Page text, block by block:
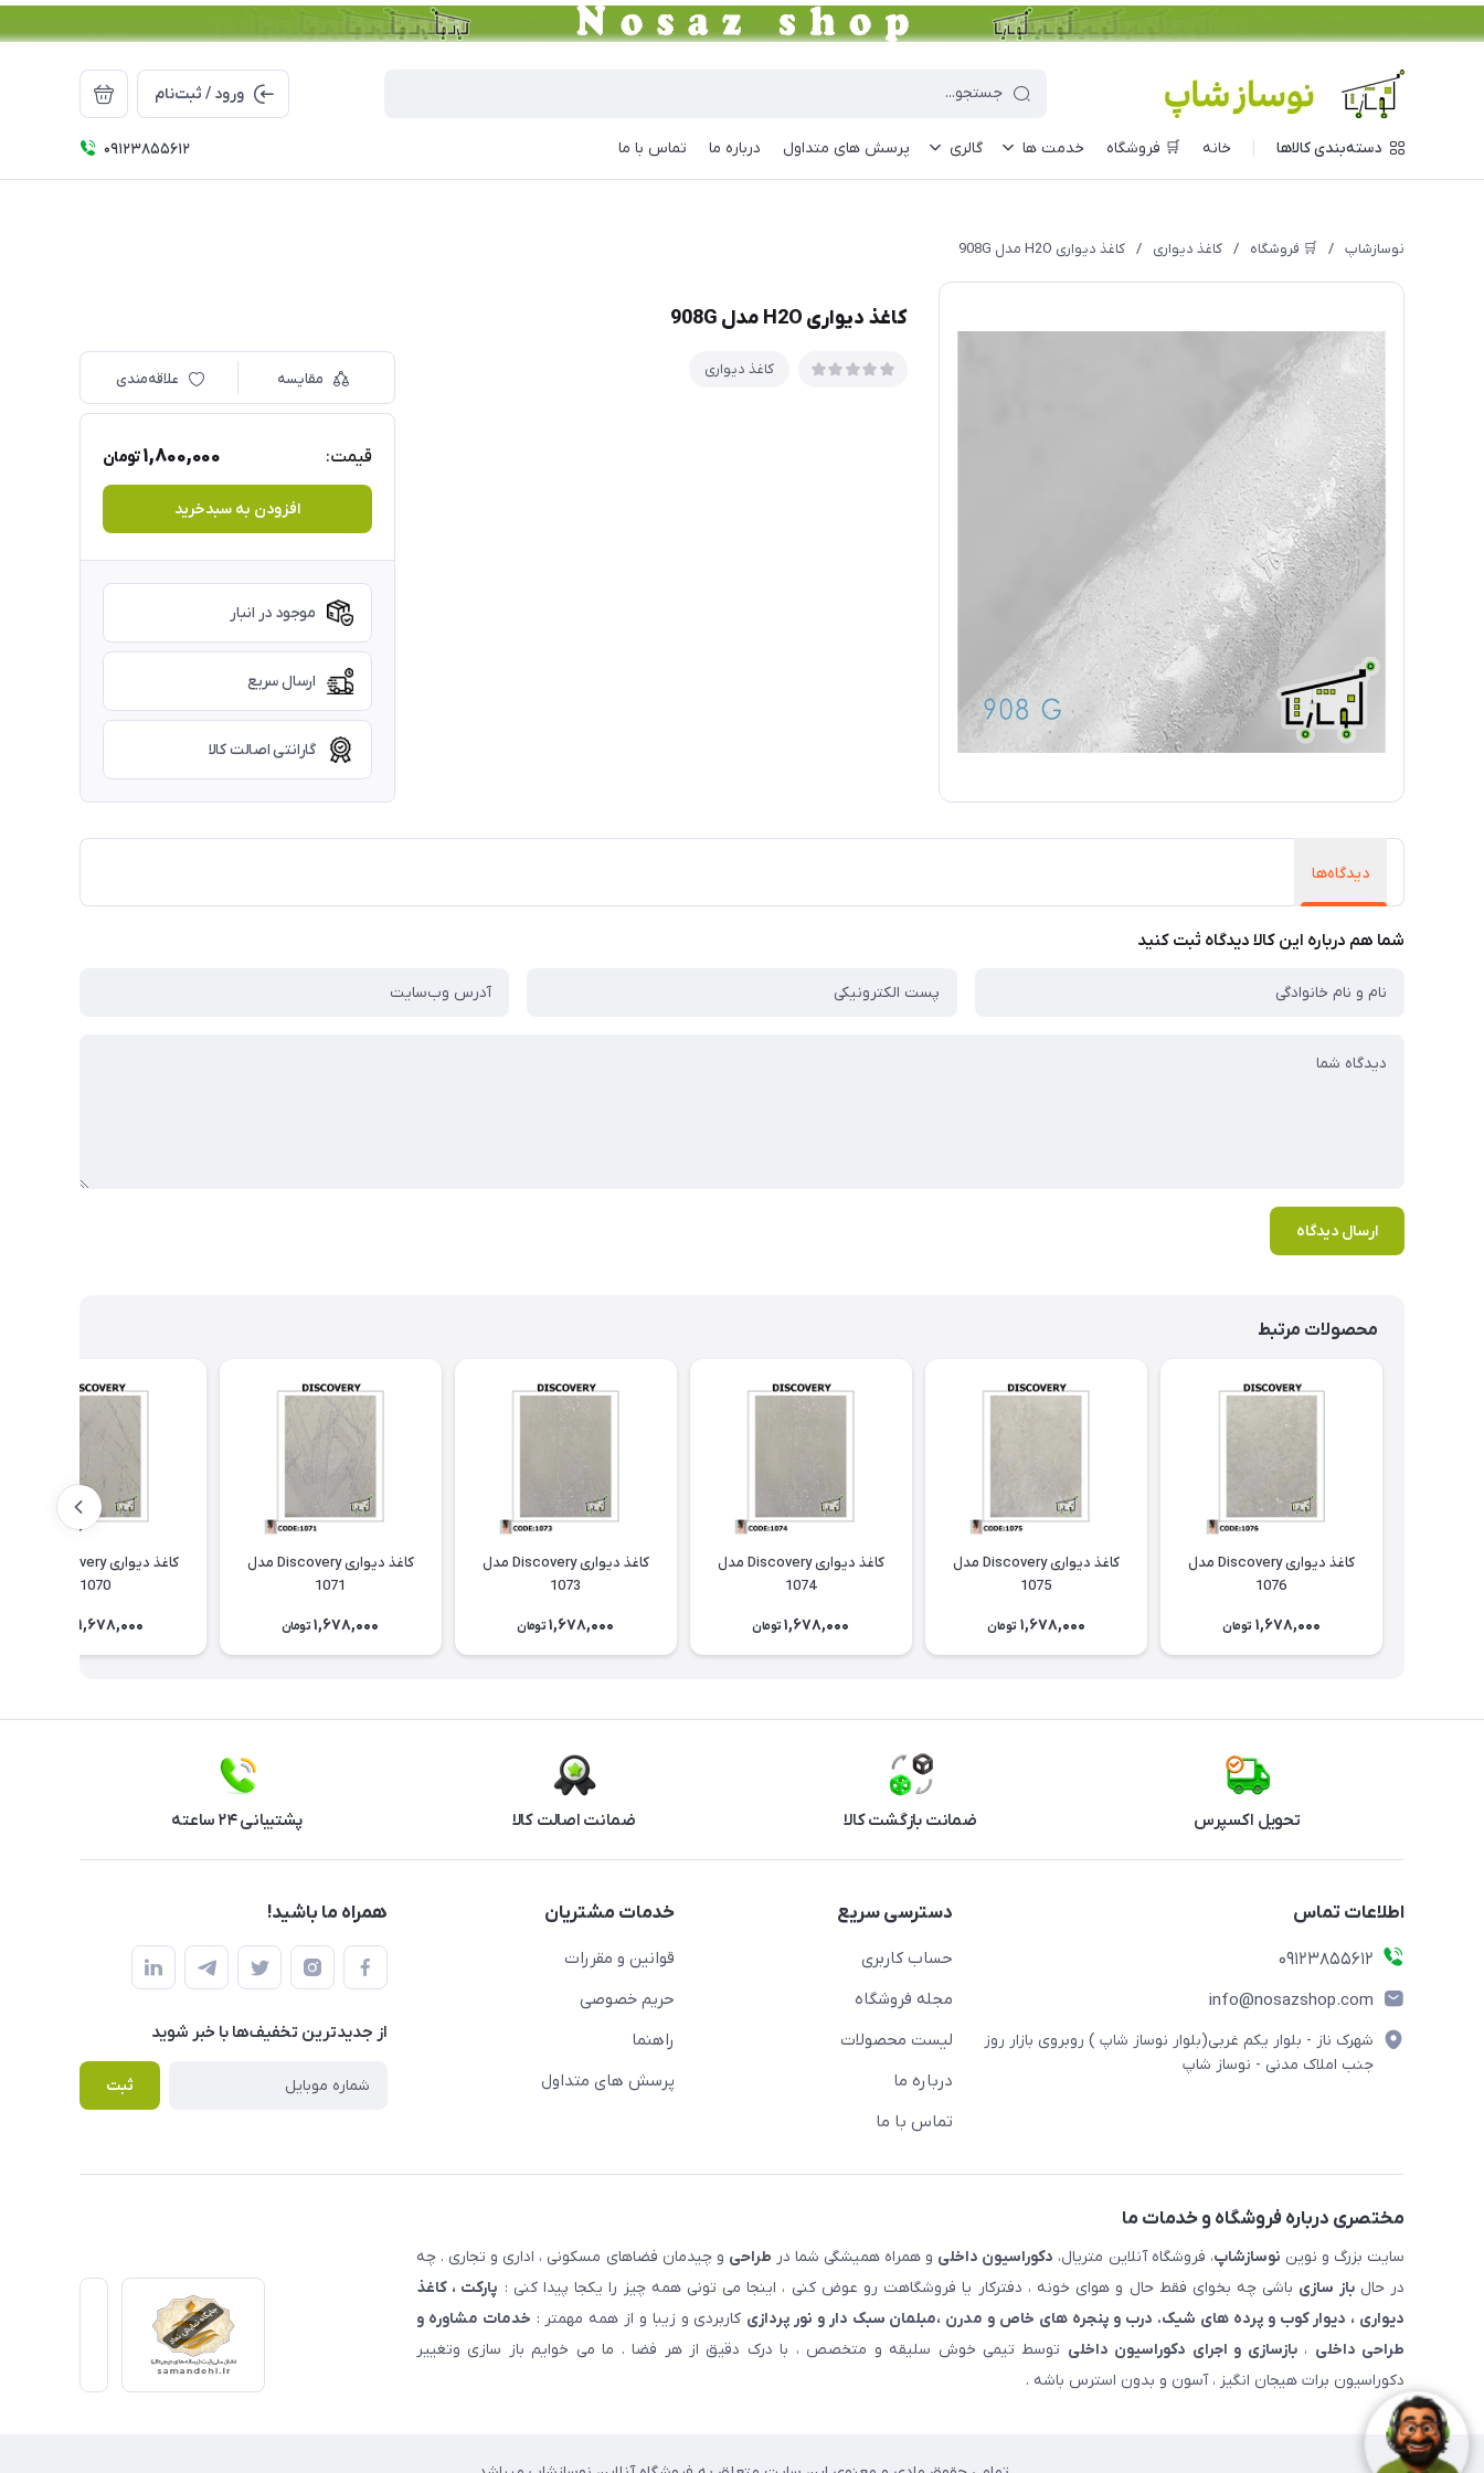
ورود / ثبت‌نام
دسته‌بندی کالاها خانه 🛒 فروشگاه خدمت ها گالری پرسش های متداول درباره ما تماس با ما 09123855612
نوسازشاپ / 🛒 فروشگاه / کاغذ دیواری / کاغذ دیواری H2O مدل 908G
کاغذ دیواری H2O مدل 908G
کاغذ دیواری
مقایسه علاقه‌مندی
قیمت: 1,800,000تومان
افزودن به سبدخرید
موجود در انبار
ارسال سریع
گارانتی اصالت کالا
دیدگاه‌ها
شما هم درباره این کالا دیدگاه ثبت کنید
ارسال دیدگاه
محصولات مرتبط
کاغذ دیواری Discovery مدل
1076
1,678,000 تومان
کاغذ دیواری Discovery مدل
1075
1,678,000 تومان
کاغذ دیواری Discovery مدل
1074
1,678,000 تومان
کاغذ دیواری Discovery مدل
1073
1,678,000 تومان
کاغذ دیواری Discovery مدل
1071
1,678,000 تومان
1070
1,678,000
تحویل اکسپرس ضمانت بازگشت کالا ضمانت اصالت کالا پشتیبانی ۲۴ ساعته
اطلاعات تماس
09123855612
info@nosazshop.com
شهرک ناز - بلوار یکم غربی(بلوار نوساز شاپ ) روبروی بازار روز
جنب املاک مدنی - نوساز شاپ
دسترسی سریع
حساب کاربری
مجله فروشگاه
لیست محصولات
درباره ما
تماس با ما
خدمات مشتریان
قوانین و مقررات
حریم خصوصی
راهنما
پرسش های متداول
همراه ما باشید!
از جدید‌ترین تخفیف‌ها با‌ خبر شوید
ثبت
مختصری درباره فروشگاه و خدمات ما
سایت بزرگ و نوین نوسازشاپ، فروشگاه آنلاین متریال، دکوراسیون داخلی و همراه همیشگی شما در طراحی و چیدمان فضاهای مسکونی ، اداری و تجاری . چه
در حالباز سازی باشی چه بخوای فقط حال و هوای خونه ، دفترکار یا فروشگاهت رو عوض کنی ، اینجا می تونی همه چیز را یکجا پیدا کنی : پارکت ، کاغذ
دیواری ، دیوار کوب و پرده های شیک. درب و پنجره های خاص و مدرن ،مبلمان سبک دار و نور پردازی کاربردی و زیبا و از همه مهمتر : خدمات مشاوره و
طراحی داخلی ،بازسازی و اجرای دکوراسیون داخلی توسط تیمی خوش سلیقه و متخصص ، با درک دقیق از هر فضا . ما می خوایم باز سازی وتغییر
دکوراسیون برات هیجان انگیز ، آسون و بدون استرس باشه .